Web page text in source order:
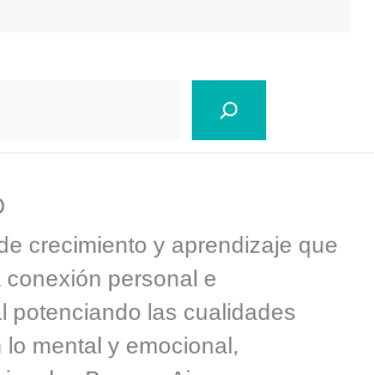
crecimiento y aprendizaje que
conexión personal e
potenciando las cualidades
lo mental y emocional,